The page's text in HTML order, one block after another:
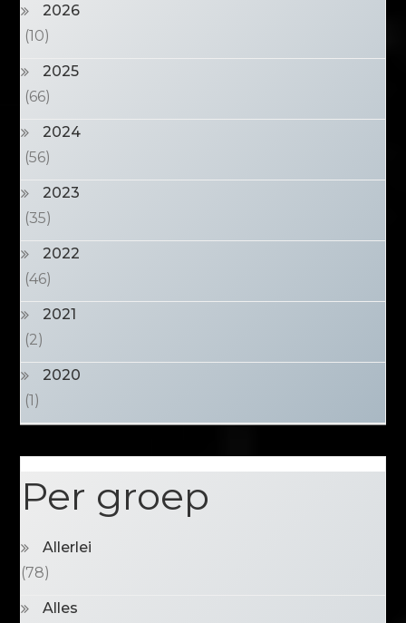
2026
(10)
2025
(66)
2024
(56)
2023
(35)
2022
(46)
2021
(2)
2020
(1)
Per groep
Allerlei
(78)
Alles